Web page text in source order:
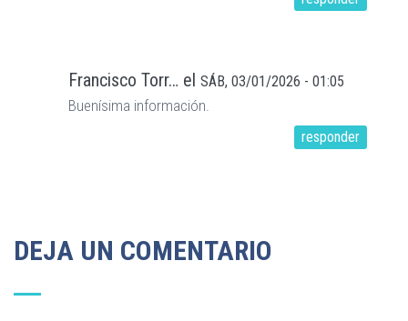
Francisco Torr… el SÁB, 03/01/2026 - 01:05
Buenísima información.
responder
DEJA UN COMENTARIO